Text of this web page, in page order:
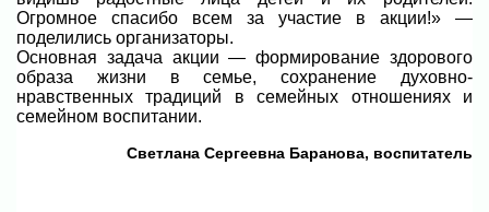
Огромное спасибо всем за участие в акции!» —
поделились организаторы.
Основная задача акции — формирование здорового
образа жизни в семье, сохранение духовно-
нравственных традиций в семейных отношениях и
семейном воспитании.
Светлана Сергеевна Баранова, воспитатель